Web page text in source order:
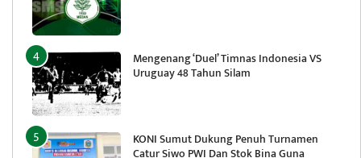
Mengenang ‘Duel’ Timnas Indonesia VS
Uruguay 48 Tahun Silam
KONI Sumut Dukung Penuh Turnamen
Catur Siwo PWI Dan Stok Bina Guna